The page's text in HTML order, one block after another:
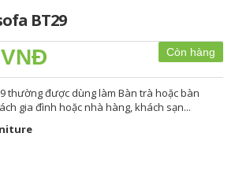
BT29
Còn hàng
thường được dùng làm Bàn trà hoặc bàn
gia đình hoặc nhà hàng, khách sạn...